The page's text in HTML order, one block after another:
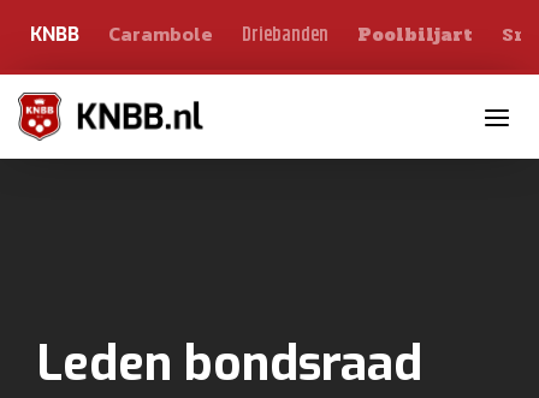
KNBB Carambole Driebanden Poolbiljart
Leden bondsraad